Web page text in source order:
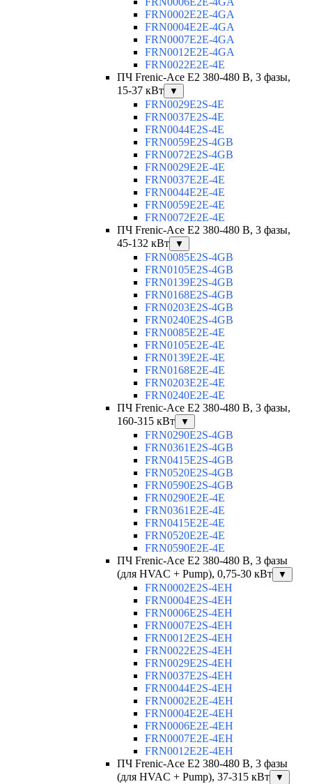
FRN0002E2E-4GA
FRN0004E2E-4GA
FRN0007E2E-4GA
FRN0012E2E-4GA
FRN0022E2E-4E
ПЧ Frenic-Ace E2 380-480 В, 3 фазы,
15-37 кВт
▼
FRN0029E2S-4E
FRN0037E2S-4E
FRN0044E2S-4E
FRN0059E2S-4GB
FRN0072E2S-4GB
FRN0029E2E-4E
FRN0037E2E-4E
FRN0044E2E-4E
FRN0059E2E-4E
FRN0072E2E-4E
ПЧ Frenic-Ace E2 380-480 В, 3 фазы,
45-132 кВт
▼
FRN0085E2S-4GB
FRN0105E2S-4GB
FRN0139E2S-4GB
FRN0168E2S-4GB
FRN0203E2S-4GB
FRN0240E2S-4GB
FRN0085E2E-4E
FRN0105E2E-4E
FRN0139E2E-4E
FRN0168E2E-4E
FRN0203E2E-4E
FRN0240E2E-4E
ПЧ Frenic-Ace E2 380-480 В, 3 фазы,
160-315 кВт
▼
FRN0290E2S-4GB
FRN0361E2S-4GB
FRN0415E2S-4GB
FRN0520E2S-4GB
FRN0590E2S-4GB
FRN0290E2E-4E
FRN0361E2E-4E
FRN0415E2E-4E
FRN0520E2E-4E
FRN0590E2E-4E
ПЧ Frenic-Ace E2 380-480 В, 3 фазы
(для HVAC + Pump), 0,75-30 кВт
▼
FRN0002E2S-4EH
FRN0004E2S-4EH
FRN0006E2S-4EH
FRN0007E2S-4EH
FRN0012E2S-4EH
FRN0022E2S-4EH
FRN0029E2S-4EH
FRN0037E2S-4EH
FRN0044E2S-4EH
FRN0002E2E-4EH
FRN0004E2E-4EH
FRN0006E2E-4EH
FRN0007E2E-4EH
FRN0012E2E-4EH
ПЧ Frenic-Ace E2 380-480 В, 3 фазы
(для HVAC + Pump), 37-315 кВт
▼